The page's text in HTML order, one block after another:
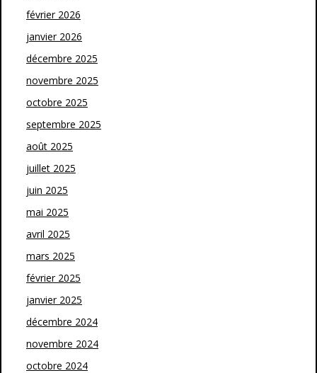
février 2026
janvier 2026
décembre 2025
novembre 2025
octobre 2025
septembre 2025
août 2025
juillet 2025
juin 2025
mai 2025
avril 2025
mars 2025
février 2025
janvier 2025
décembre 2024
novembre 2024
octobre 2024